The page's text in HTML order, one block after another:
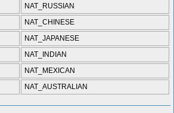
NAT_RUSSIAN
NAT_CHINESE
NAT_JAPANESE
NAT_INDIAN
NAT_MEXICAN
NAT_AUSTRALIAN